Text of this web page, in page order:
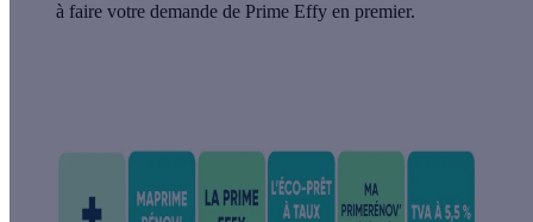
à faire votre demande de Prime Effy en premier.